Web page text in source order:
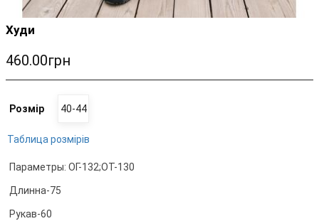
Худи
460.00грн
Розмір 40-44
Таблица розмірів
Параметры: ОГ-132;ОТ-130
Длинна-75
Рукав-60